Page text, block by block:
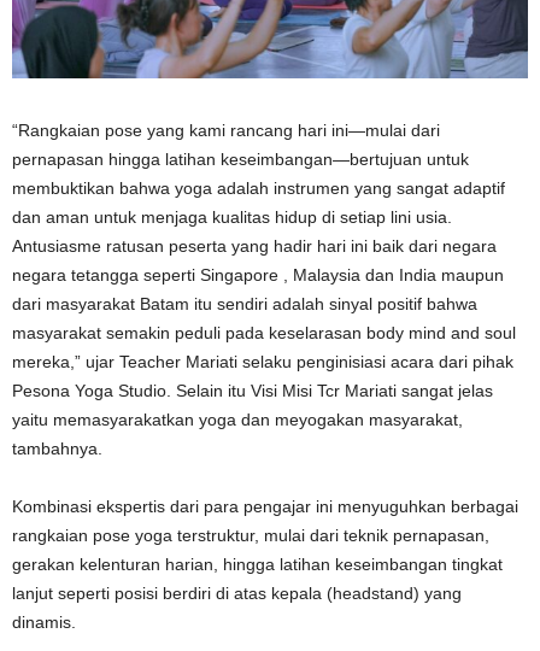
“Rangkaian pose yang kami rancang hari ini—mulai dari
pernapasan hingga latihan keseimbangan—bertujuan untuk
membuktikan bahwa yoga adalah instrumen yang sangat adaptif
dan aman untuk menjaga kualitas hidup di setiap lini usia.
Antusiasme ratusan peserta yang hadir hari ini baik dari negara
negara tetangga seperti Singapore , Malaysia dan India maupun
dari masyarakat Batam itu sendiri adalah sinyal positif bahwa
masyarakat semakin peduli pada keselarasan body mind and soul
mereka,” ujar Teacher Mariati selaku penginisiasi acara dari pihak
Pesona Yoga Studio. Selain itu Visi Misi Tcr Mariati sangat jelas
yaitu memasyarakatkan yoga dan meyogakan masyarakat,
tambahnya.
Kombinasi ekspertis dari para pengajar ini menyuguhkan berbagai
rangkaian pose yoga terstruktur, mulai dari teknik pernapasan,
gerakan kelenturan harian, hingga latihan keseimbangan tingkat
lanjut seperti posisi berdiri di atas kepala (headstand) yang
dinamis.